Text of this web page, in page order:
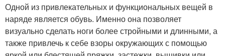
Одной из привлекательных и функциональных вещей в
наряде является обувь. Именно она позволяет
визуально сделать ноги более стройными и длинными, а
также привлечь к себе взоры окружающих с помощью